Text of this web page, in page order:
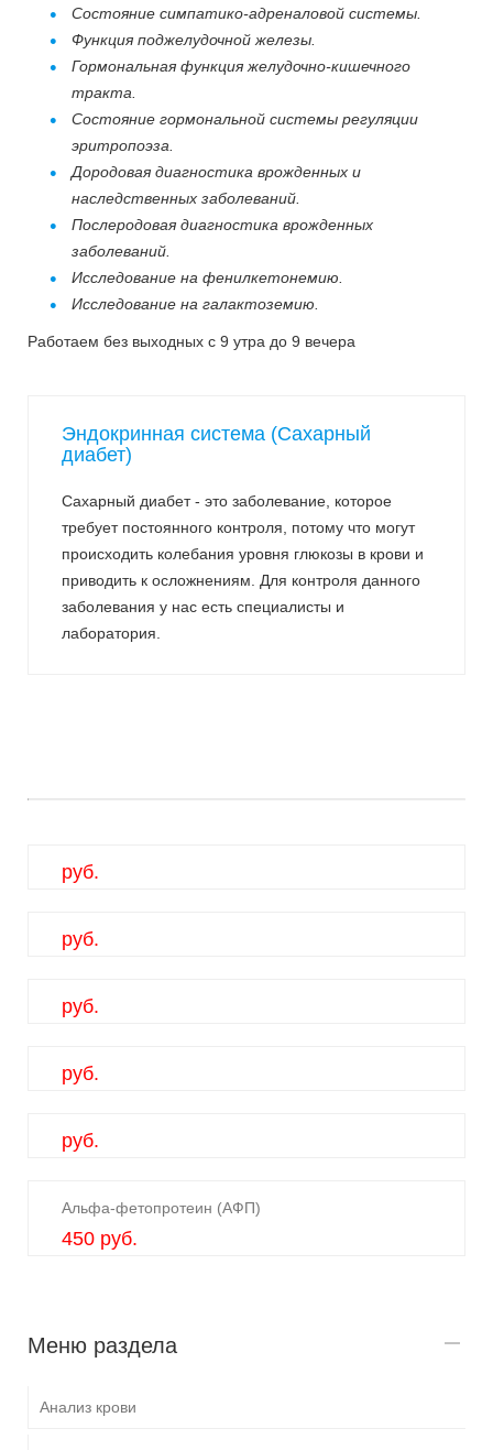
Состояние симпатико-адреналовой системы.
Функция поджелудочной железы.
Гормональная функция желудочно-кишечного
тракта.
Состояние гормональной системы регуляции
эритропоэза.
Дородовая диагностика врожденных и
наследственных заболеваний.
Послеродовая диагностика врожденных
заболеваний.
Исследование на фенилкетонемию.
Исследование на галактоземию.
Работаем без выходных с 9 утра до 9 вечера
Эндокринная система (Сахарный
диабет)
Сахарный диабет - это заболевание, которое
требует постоянного контроля, потому что могут
происходить колебания уровня глюкозы в крови и
приводить к осложнениям. Для контроля данного
заболевания у нас есть специалисты и
лаборатория.
руб.
руб.
руб.
руб.
руб.
Альфа-фетопротеин (АФП)
450 руб.
Меню раздела
Анализ крови